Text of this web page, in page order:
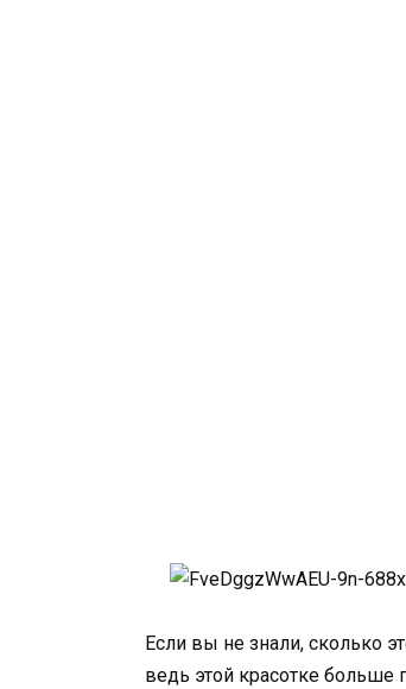
Если вы не знали, сколько
ведь этой красотке больше